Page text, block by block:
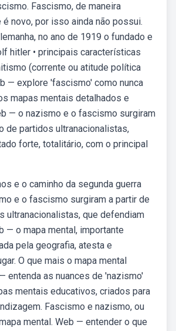
Fascismo, de maneira
novo, por isso ainda não possui.
no ano de 1919 o fundado e
hitler • principais características
(corrente ou atitude política
— explore 'fascismo' como nunca
mapas mentais detalhados e
— o nazismo e o fascismo surgiram
de partidos ultranacionalistas,
forte, totalitário, com o principal
e o caminho da segunda guerra
e o fascismo surgiram a partir de
ultranacionalistas, que defendiam
— o mapa mental, importante
pela geografia, atesta e
O que mais o mapa mental
entenda as nuances de 'nazismo'
mentais educativos, criados para
Fascismo e nazismo, ou
mental. Web — entender o que